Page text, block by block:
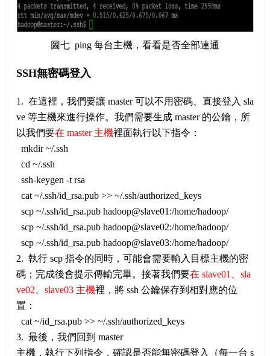
圖七 ping 每台主機，看看是否全部連通
SSH無密碼登入
1. 在這裡，我們要讓 master 可以不用密碼、直接登入 sla
ve 等主機來進行操作。我們需要生成 master 的公鑰，所
以我們要在 master 主機裡面執行以下指令：
mkdir ~/.ssh
cd ~/.ssh
ssh-keygen -t rsa
cat ~/.ssh/id_rsa.pub >> ~/.ssh/authorized_keys
scp ~/.ssh/id_rsa.pub hadoop@slave01:/home/hadoop/
scp ~/.ssh/id_rsa.pub hadoop@slave02:/home/hadoop/
scp ~/.ssh/id_rsa.pub hadoop@slave03:/home/hadoop/
2. 執行 scp 指令的同時，可能會需要輸入目標主機的密
碼；完成後會提示傳輸完畢。接著我們要在 slave01、sla
ve02、slave03 主機裡，將 ssh 公鑰保存到相對應的位
置：
cat ~/id_rsa.pub >> ~/.ssh/authorized_keys
3. 最後，我們回到 master
主機，執行下列指令，確認是否能無密碼登入（每一台 s